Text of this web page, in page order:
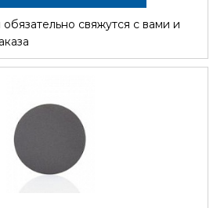
СТОИМОСТЬсвяжутся с вами и